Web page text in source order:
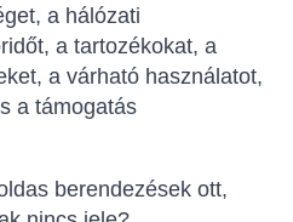
a hálózati
a tartozékokat, a
a várható használatot,
a támogatás
berendezések ott,